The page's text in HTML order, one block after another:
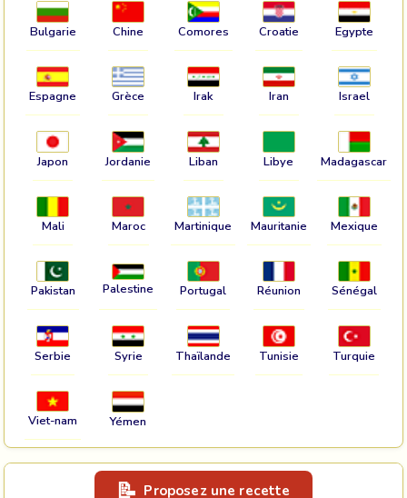
Bulgarie Chine Comores Croatie Egypte
Espagne Grèce Irak Iran Israel
Japon Jordanie Liban Libye Madagascar
Mali Maroc Martinique Mauritanie Mexique
Pakistan Palestine Portugal Réunion Sénégal
Serbie Syrie Thaïlande Tunisie Turquie
Viet-nam Yémen
Proposez une recette